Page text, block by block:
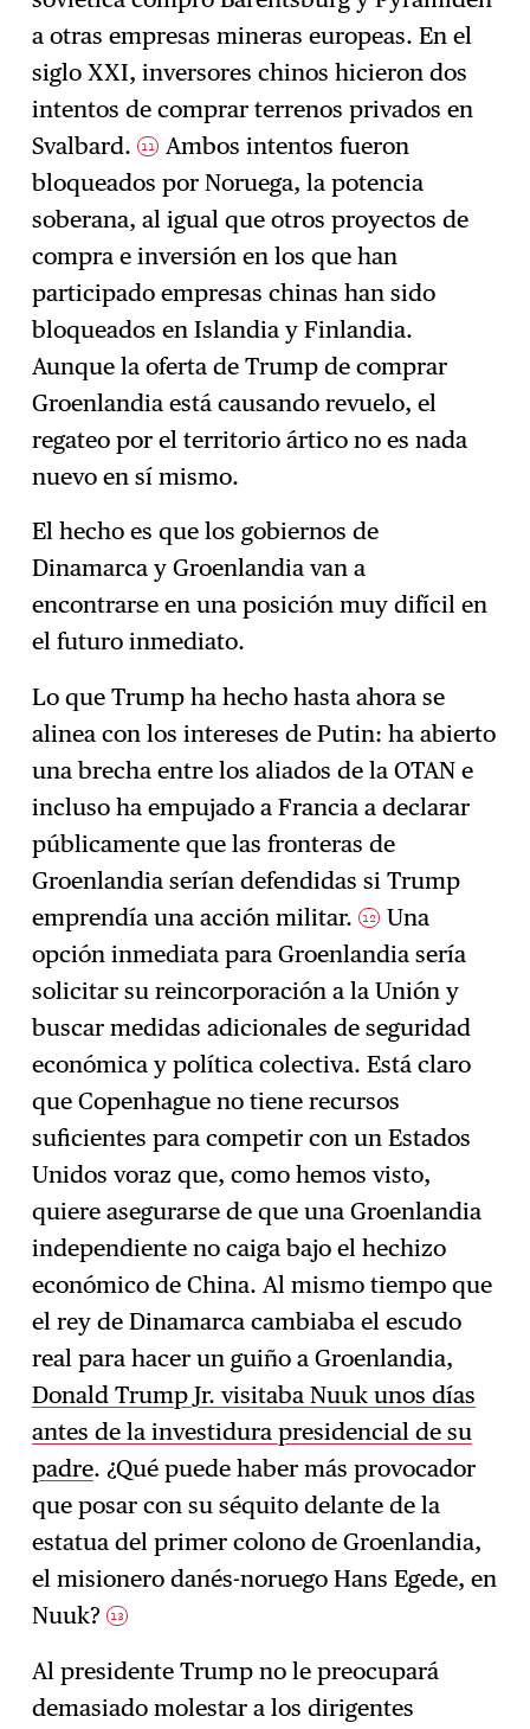
a otras empresas mineras europeas. En el
siglo XXI, inversores chinos hicieron dos
intentos de comprar terrenos privados en
Svalbard.11 Ambos intentos fueron
bloqueados por Noruega, la potencia
soberana, al igual que otros proyectos de
compra e inversión en los que han
participado empresas chinas han sido
bloqueados en Islandia y Finlandia.
Aunque la oferta de Trump de comprar
Groenlandia está causando revuelo, el
regateo por el territorio ártico no es nada
nuevo en sí mismo.
El hecho es que los gobiernos de
Dinamarca y Groenlandia van a
encontrarse en una posición muy difícil en
el futuro inmediato.
Lo que Trump ha hecho hasta ahora se
alinea con los intereses de Putin: ha abierto
una brecha entre los aliados de la OTAN e
incluso ha empujado a Francia a declarar
públicamente que las fronteras de
Groenlandia serían defendidas si Trump
emprendía una acción militar.12 Una
opción inmediata para Groenlandia sería
solicitar su reincorporación a la Unión y
buscar medidas adicionales de seguridad
económica y política colectiva. Está claro
que Copenhague no tiene recursos
suficientes para competir con un Estados
Unidos voraz que, como hemos visto,
quiere asegurarse de que una Groenlandia
independiente no caiga bajo el hechizo
económico de China. Al mismo tiempo que
el rey de Dinamarca cambiaba el escudo
real para hacer un guiño a Groenlandia,
Donald Trump Jr. visitaba Nuuk unos días
antes de la investidura presidencial de su
padre. ¿Qué puede haber más provocador
que posar con su séquito delante de la
estatua del primer colono de Groenlandia,
el misionero danés-noruego Hans Egede, en
Nuuk?13
Al presidente Trump no le preocupará
demasiado molestar a los dirigentes